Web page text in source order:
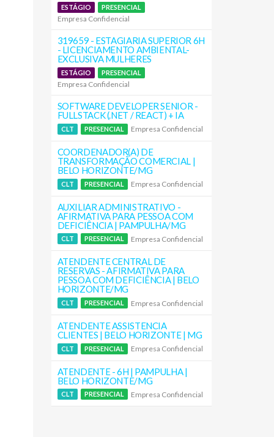
ESTÁGIO PRESENCIAL
Empresa Confidencial
319659 - ESTAGIARIA SUPERIOR 6H
- LICENCIAMENTO AMBIENTAL-
EXCLUSIVA MULHERES
ESTÁGIO PRESENCIAL
Empresa Confidencial
SOFTWARE DEVELOPER SENIOR -
FULLSTACK (.NET / REACT) + IA
CLT PRESENCIAL Empresa Confidencial
COORDENADOR(A) DE
TRANSFORMAÇÃO COMERCIAL |
BELO HORIZONTE/MG
CLT PRESENCIAL Empresa Confidencial
AUXILIAR ADMINISTRATIVO -
AFIRMATIVA PARA PESSOA COM
DEFICIÊNCIA | PAMPULHA/MG
CLT PRESENCIAL Empresa Confidencial
ATENDENTE CENTRAL DE
RESERVAS - AFIRMATIVA PARA
PESSOA COM DEFICIÊNCIA | BELO
HORIZONTE/MG
CLT PRESENCIAL Empresa Confidencial
ATENDENTE ASSISTENCIA
CLIENTES | BELO HORIZONTE | MG
CLT PRESENCIAL Empresa Confidencial
ATENDENTE - 6H | PAMPULHA |
BELO HORIZONTE/MG
CLT PRESENCIAL Empresa Confidencial